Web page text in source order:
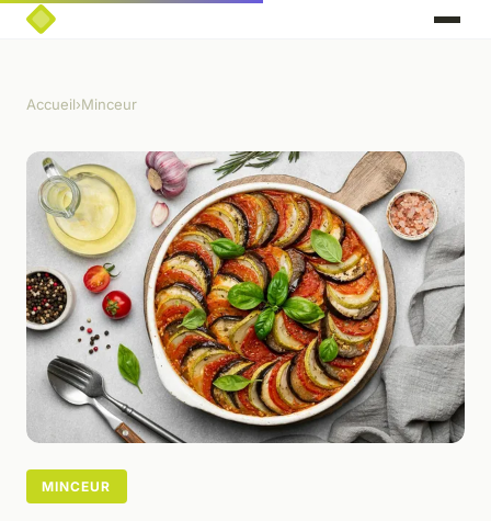
Accueil›Minceur
MINCEUR